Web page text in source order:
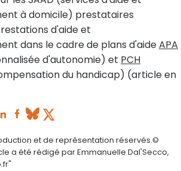
à domicile) prestataires
d'aide et
dans le cadre de plans d'aideAPA
d'autonomie) et PCH
du handicap) (article en
et de représentation réservés.©
a été rédigé par Emmanuelle Dal'Secco,